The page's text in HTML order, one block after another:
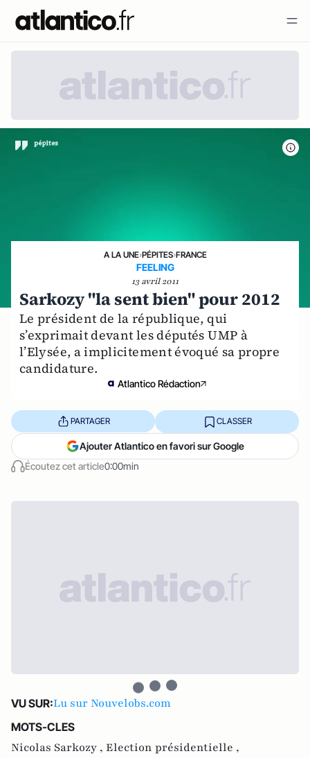
A LA UNE›PÉPITES›FRANCE
FEELING
13 avril 2011
Sarkozy "la sent bien" pour 2012
Le président de la république, qui
s’exprimait devant les députés UMP à
l’Elysée, a implicitement évoqué sa propre
candidature.
Atlantico Rédaction
Écoutez cet article0:00min
PARTAGER CLASSER
Ajouter Atlantico en favori sur Google
VU SUR:Lu sur Nouvelobs.com
MOTS-CLES
Nicolas Sarkozy , Election présidentielle ,